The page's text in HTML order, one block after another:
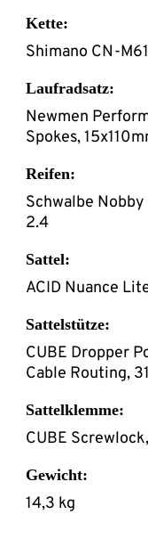
Kette:
Shimano CN-
Laufradsatz:
Newmen
Spokes,
Reifen:
Schwalbe
2.4
Sattel:
ACID Nuance
Sattelstütze:
CUBE Dropper
Cable Routing,
Sattelklemme:
CUBE
Gewicht:
14,3 kg